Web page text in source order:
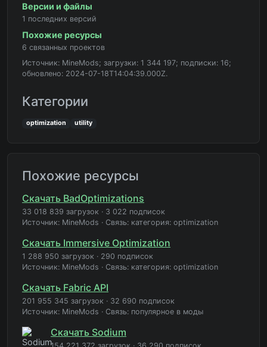
Версии и файлы
1 последних версий
Похожие ресурсы
6 связанных проектов
Источник: MineMods; загрузки: 1 344 197; подписки: 16;
обновлено: 2024-07-18T14:04:39.000Z.
Категории
optimization utility
Похожие ресурсы
Скачать BadOptimizations
33 018 839 загрузок · 3 022 подписок
Источник: MineMods · Связь: категория: optimization
Скачать Immersive Optimization
1 288 950 загрузок · 290 подписок
Источник: MineMods · Связь: категория: optimization
Скачать Fabric API
201 955 345 загрузок · 32 690 подписок
Источник: MineMods · Связь: популярное в моды
Скачать Sodium